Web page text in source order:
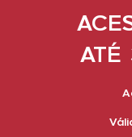
ATÉ